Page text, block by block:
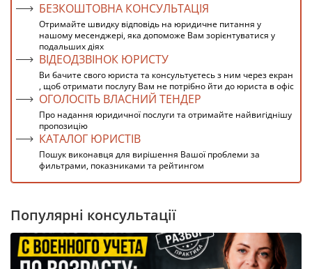
БЕЗКОШТОВНА КОНСУЛЬТАЦІЯ
Отримайте швидку відповідь на юридичне питання у
нашому месенджері, яка допоможе Вам зорієнтуватися у
подальших діях
ВІДЕОДЗВІНОК ЮРИСТУ
Ви бачите свого юриста та консультуєтесь з ним через екран
, щоб отримати послугу Вам не потрібно йти до юриста в офіс
ОГОЛОСІТЬ ВЛАСНИЙ ТЕНДЕР
Про надання юридичної послуги та отримайте найвигіднішу
пропозицію
КАТАЛОГ ЮРИСТІВ
Пошук виконавця для вирішення Вашої проблеми за
фильтрами, показниками та рейтингом
Популярні консультації